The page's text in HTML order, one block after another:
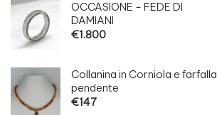
OCCASIONE - FEDE DI
DAMIANI
€1.800
Collanina in Corniola e farfalla
pendente
€147